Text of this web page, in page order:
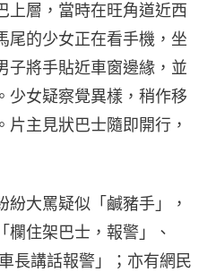
上層，當時在旺角道近西
尾的少女正在看手機，坐
子將手貼近車窗邊緣，並
少女疑察覺異樣，稍作移
主見狀巴士隨即開行，
大罵疑似「鹹豬手」，
欄住架巴士，報警」、
長講話報警」；亦有網民